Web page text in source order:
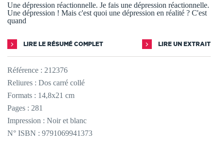
Une dépression réactionnelle. Je fais une dépression réactionnelle.
Une dépression ! Mais c'est quoi une dépression en réalité ? C'est
quand
LIRE LE RÉSUMÉ COMPLET LIRE UN EXTRAIT
Référence : 212376
Reliures : Dos carré collé
Formats : 14,8x21 cm
Pages : 281
Impression : Noir et blanc
N° ISBN : 9791069941373